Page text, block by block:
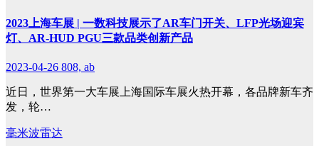
2023上海车展 | 一数科技展示了AR车门开关、LFP光场迎宾
灯、AR-HUD PGU三款品类创新产品
2023-04-26 808, ab
近日，世界第一大车展上海国际车展火热开幕，各品牌新车齐
发，轮…
毫米波雷达